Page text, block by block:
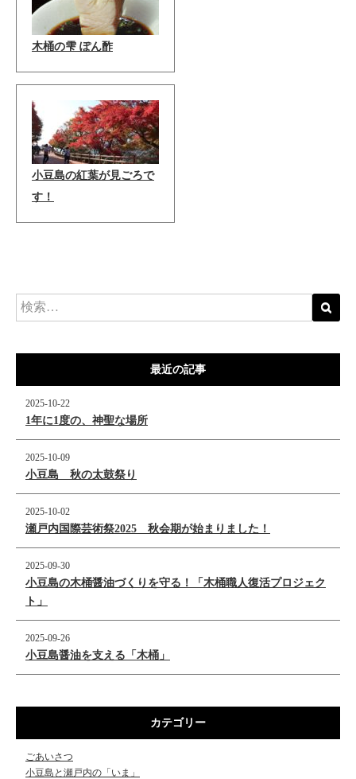
木桶の雫 ぽん酢
小豆島の紅葉が見ごろで
す！
最近の記事
2025-10-22
1年に1度の、神聖な場所
2025-10-09
小豆島 秋の太鼓祭り
2025-10-02
瀬戸内国際芸術祭2025 秋会期が始まりました！
2025-09-30
小豆島の木桶醤油づくりを守る！「木桶職人復活プロジェク
ト」
2025-09-26
小豆島醤油を支える「木桶」
カテゴリー
ごあいさつ
小豆島と瀬戸内の「いま」